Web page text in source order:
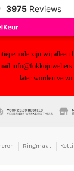
3975 Reviews
zijn wij alleen
later worden
Ringmaat